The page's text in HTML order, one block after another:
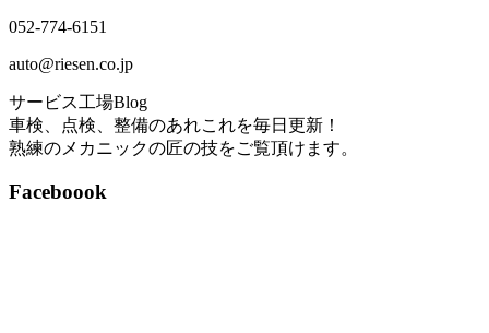
052-774-6151
auto@riesen.co.jp
サービス工場Blog
車検、点検、整備のあれこれを毎日更新！
熟練のメカニックの匠の技をご覧頂けます。
Faceboook